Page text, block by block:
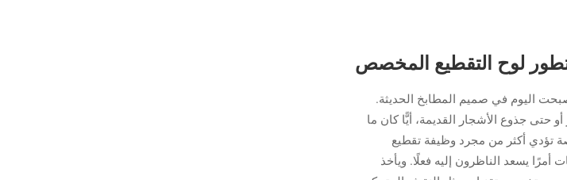
لوح التقطيع المخصص
اليوم في صميم المطابخ الحديثة.
حتى جذوع الأشجار القديمة، أيًّا كان ما
تؤدي أكثر من مجرد وظيفة تقطيع
أمرًا يسعد الناظرون إليه فعلًا. ويأخذ